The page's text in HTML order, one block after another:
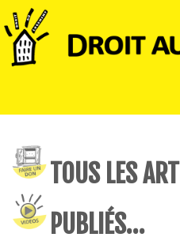
TOUS LES
PUBLIÉS…